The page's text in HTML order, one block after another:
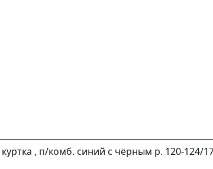
, п/комб. синий с чёрным р. 120-124/